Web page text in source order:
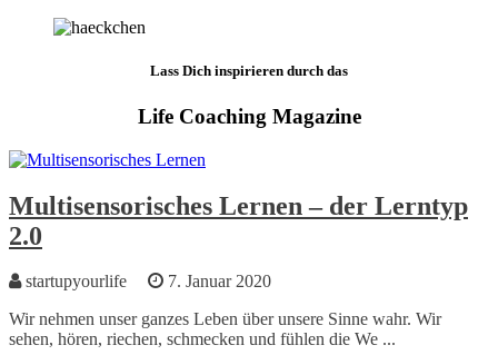
Lass Dich inspirieren durch das
Life Coaching Magazine
Multisensorisches Lernen – der Lerntyp
2.0
startupyourlife
7. Januar 2020
Wir nehmen unser ganzes Leben über unsere Sinne wahr. Wir
sehen, hören, riechen, schmecken und fühlen die We ...